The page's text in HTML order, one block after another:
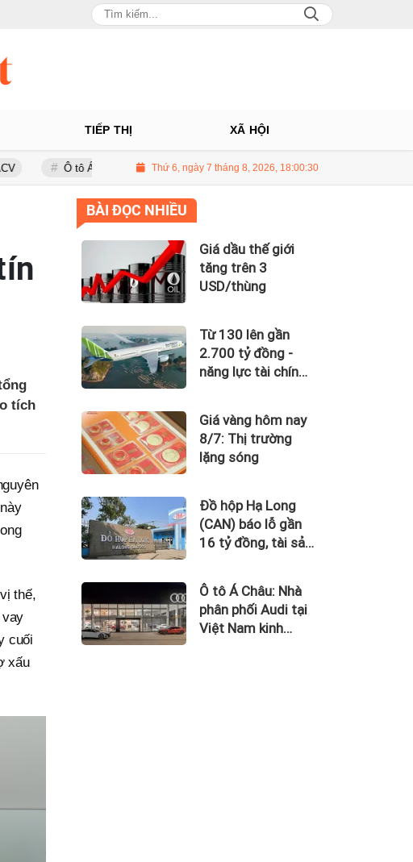
TIẾP THỊ XÃ HỘI
Á Châu: Nhà phân phối Audi tại Việt Nam kinh doanh thua lỗ
Thứ 6, ngày 7 tháng 8, 2026, 18:00:31
tích
thế,
cuối
xấu
BÀI ĐỌC NHIỀU
Giá dầu thế giới
tăng trên 3
USD/thùng
Từ 130 lên gần
2.700 tỷ đồng -
năng lực tài chính
công nợ với ACV
Giá vàng hôm nay
8/7: Thị trường
lặng sóng
Đồ hộp Hạ Long
(CAN) báo lỗ gần
16 tỷ đồng, tài sản
sau nửa năm
Ô tô Á Châu: Nhà
phân phối Audi tại
Việt Nam kinh